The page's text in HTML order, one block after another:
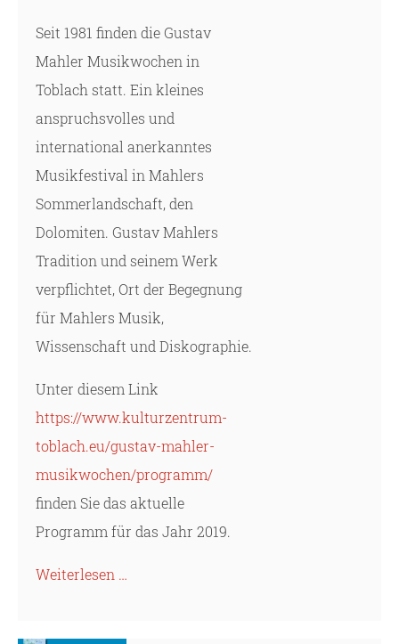
Seit 1981 finden die Gustav
Mahler Musikwochen in
Toblach statt. Ein kleines
anspruchsvolles und
international anerkanntes
Musikfestival in Mahlers
Sommerlandschaft, den
Dolomiten. Gustav Mahlers
Tradition und seinem Werk
verpflichtet, Ort der Begegnung
für Mahlers Musik,
Wissenschaft und Diskographie.
Unter diesem Link
https://www.kulturzentrum-
toblach.eu/gustav-mahler-
musikwochen/programm/
finden Sie das aktuelle
Programm für das Jahr 2019.
Weiterlesen …